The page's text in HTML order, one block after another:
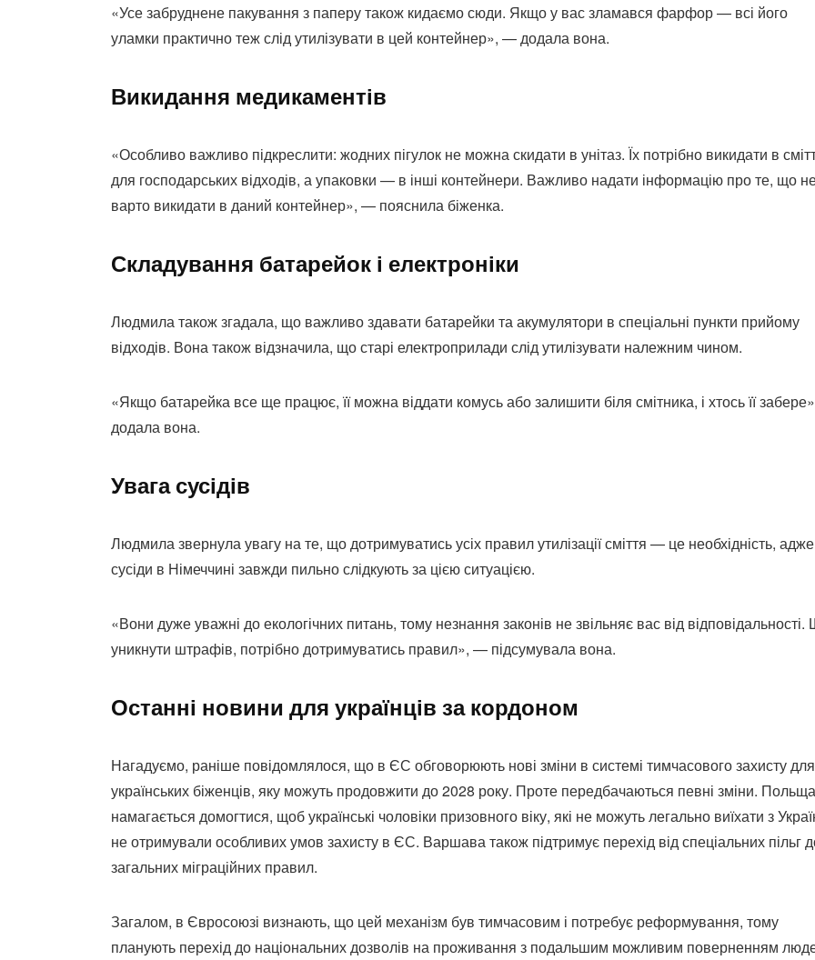
«Усе забруднене пакування з паперу також кидаємо сюди. Якщо у вас зламався фарфор — всі його
уламки практично теж слід утилізувати в цей контейнер», — додала вона.
Викидання медикаментів
«Особливо важливо підкреслити: жодних пігулок не можна скидати в унітаз. Їх потрібно викидати в
для господарських відходів, а упаковки — в інші контейнери. Важливо надати інформацію про те, що
варто викидати в даний контейнер», — пояснила біженка.
Складування батарейок і електроніки
Людмила також згадала, що важливо здавати батарейки та акумулятори в спеціальні пункти прийому
відходів. Вона також відзначила, що старі електроприлади слід утилізувати належним чином.
«Якщо батарейка все ще працює, її можна віддати комусь або залишити біля смітника, і хтось її
додала вона.
Увага сусідів
Людмила звернула увагу на те, що дотримуватись усіх правил утилізації сміття — це необхідність, адже
сусіди в Німеччині завжди пильно слідкують за цією ситуацією.
«Вони дуже уважні до екологічних питань, тому незнання законів не звільняє вас від
уникнути штрафів, потрібно дотримуватись правил», — підсумувала вона.
Останні новини для українців за кордоном
Нагадуємо, раніше повідомлялося, що в ЄС обговорюють нові зміни в системі тимчасового захисту для
українських біженців, яку можуть продовжити до 2028 року. Проте передбачаються певні зміни. Польща
намагається домогтися, щоб українські чоловіки призовного віку, які не можуть легально виїхати з
не отримували особливих умов захисту в ЄС. Варшава також підтримує перехід від спеціальних пільг
загальних міграційних правил.
Загалом, в Євросоюзі визнають, що цей механізм був тимчасовим і потребує реформування, тому
планують перехід до національних дозволів на проживання з подальшим можливим поверненням